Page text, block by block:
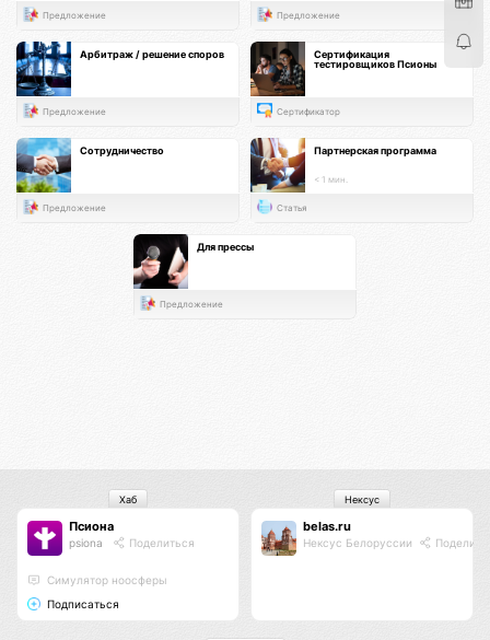
Предложение Предложение
Арбитраж / решение споров
Предложение
Сертификация
тестировщиков Псионы
Сертификатор
Сотрудничество
Предложение
Партнерская программа
< 1 мин.
Статья
Для прессы
Предложение
Псиона
psiona Поделиться
Cимулятор ноосферы
Подписаться
Хаб
belas.ru
Нексус Белоруссии
Нексус